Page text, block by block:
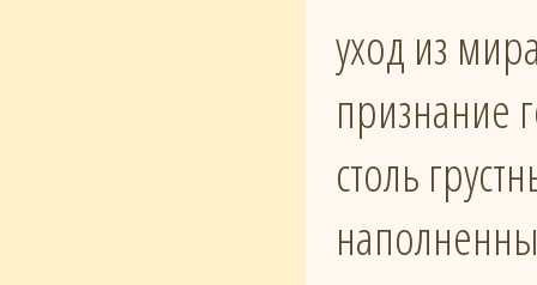
уход из
признание
столь